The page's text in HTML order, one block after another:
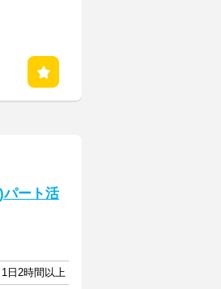
パート活
日2時間以上